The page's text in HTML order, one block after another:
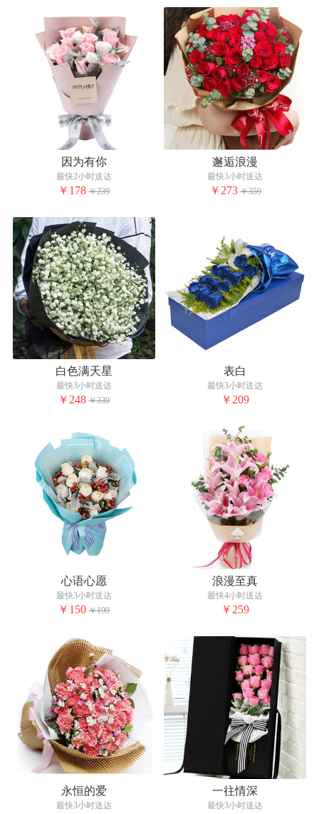
因为有你
最快2小时送达
￥178 ￥239
邂逅浪漫
最快3小时送达
￥273 ￥359
白色满天星
最快3小时送达
￥248 ￥339
表白
最快3小时送达
￥209
心语心愿
最快3小时送达
￥150 ￥199
浪漫至真
最快4小时送达
￥259
永恒的爱
最快3小时送达
一往情深
最快3小时送达